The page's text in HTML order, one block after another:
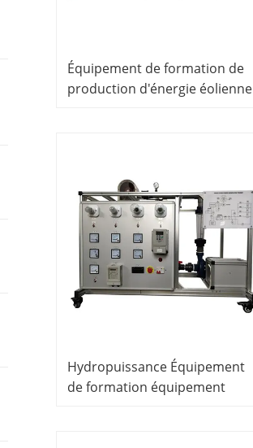
Équipement de formation de
production d'énergie éolienne
Hydropuissance Équipement
de formation équipement